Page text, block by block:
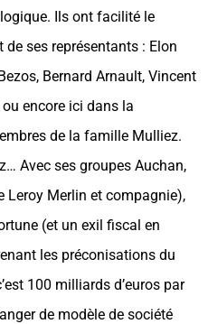
Ils ont facilité le
ses représentants : Elon
Bernard Arnault, Vincent
encore ici dans la
de la famille Mulliez.
Avec ses groupes Auchan,
Leroy Merlin et compagnie),
(et un exil fiscal en
les préconisations du
100 milliards d’euros par
de modèle de société